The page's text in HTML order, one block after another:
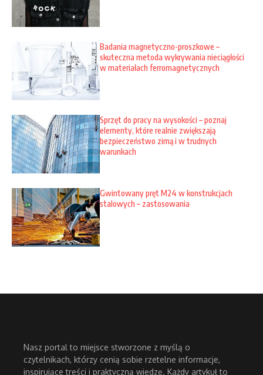
Badania magnetyczno-proszkowe –
skuteczna metoda wykrywania nieciągłości
w materiałach ferromagnetycznych
Sprzęt do pracy na wysokości – poznaj
elementy, które realnie zwiększają
bezpieczeństwo zimą i w trudnych
warunkach
Gwintowany pręt M24 w konstrukcjach
stalowych – zastosowania
Nasz portal to miejsce stworzone z myślą o
czytelnikach, którzy cenią sobie rzetelne informacje,
inspirujące treści i praktyczną wiedzę. Każdy artykuł to